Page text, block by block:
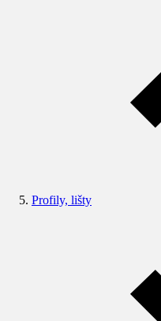
Profily, lišty